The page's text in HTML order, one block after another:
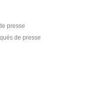
presse
de presse